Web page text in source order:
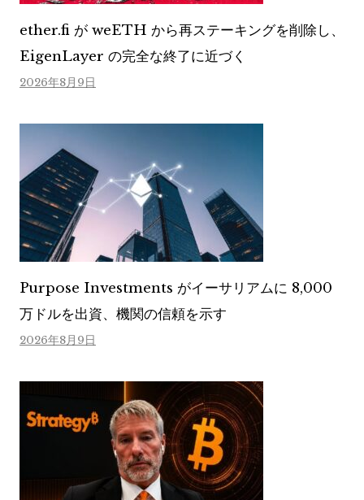
ether.fi が weETH から再ステーキングを削除し、
EigenLayer の完全な終了に近づく
2026年8月9日
Purpose Investments がイーサリアムに 8,000
万ドルを出資、機関の信頼を示す
2026年8月9日